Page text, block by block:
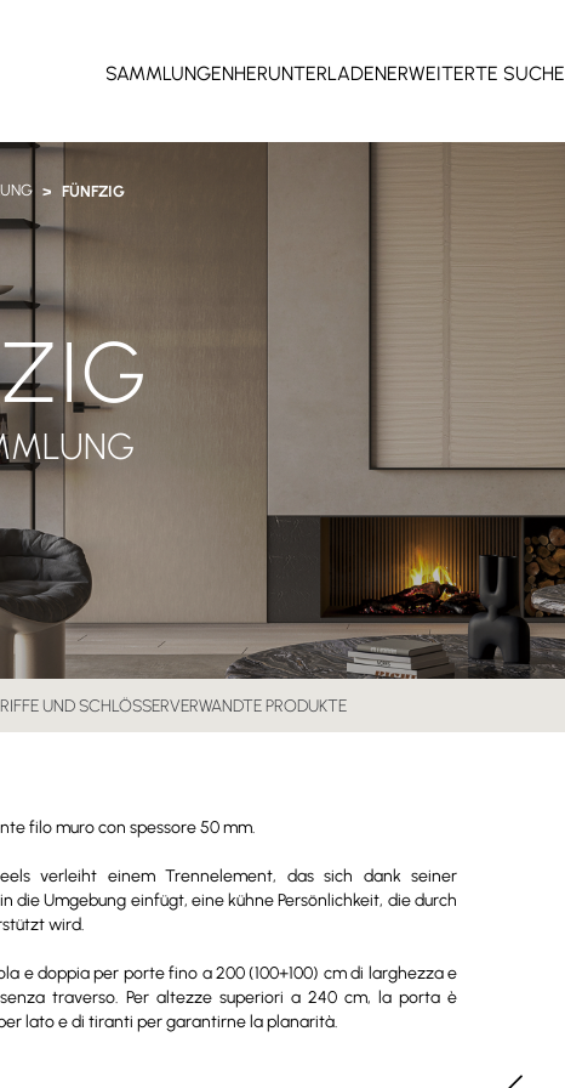
SAMMLUNGENHERUNTERLADENERWEITERTE SUCHE
FÜNFZIG
UND SCHLÖSSERVERWANDTE PRODUKTE
filo muro con spessore 50 mm.
verleiht einem Trennelement, das sich dank seiner
die Umgebung einfügt, eine kühne Persönlichkeit, die durch
wird.
e doppia per porte fino a 200 (100+100) cm di larghezza e
traverso. Per altezze superiori a 240 cm, la porta è
lato e di tiranti per garantirne la planarità.